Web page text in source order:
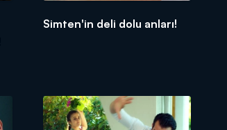
Simten'in deli dolu anları!